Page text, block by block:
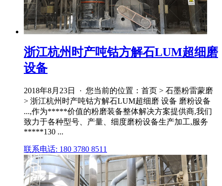
浙江杭州时产吨钴方解石LUM超细磨
设备
2018年8月23日 · 您当前的位置：首页 > 石墨粉雷蒙磨
> 浙江杭州时产吨钴方解石LUM超细磨 设备 磨粉设备
...,作为*****价值的粉磨装备整体解决方案提供商,我们
致力于各种型号、产量、细度磨粉设备生产加工,服务
*****130 ...
联系电话: 180 3780 8511